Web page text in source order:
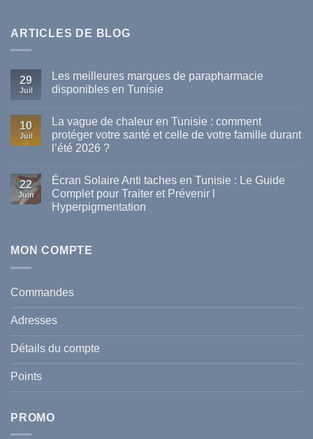
ARTICLES DE BLOG
29
Juil
Les meilleures marques de parapharmacie
disponibles en Tunisie
sur
meilleures
marques
disponibles
en
Tunisie
10
Juil
La vague de chaleur en Tunisie : comment
protéger votre santé et celle de votre famille durant
l’été 2026 ?
sur
La
vague
de
comment
et
celle
de
votre
famille
durant
l’été
2026
?
22
Juin
Écran Solaire Anti taches en Tunisie : Le Guide
Complet pour Traiter et Prévenir l
Hyperpigmentation
Écran
Tunisie
Guide
Traiter
Prévenir
MON COMPTE
Commandes
Adresses
Détails du compte
Points
PROMO